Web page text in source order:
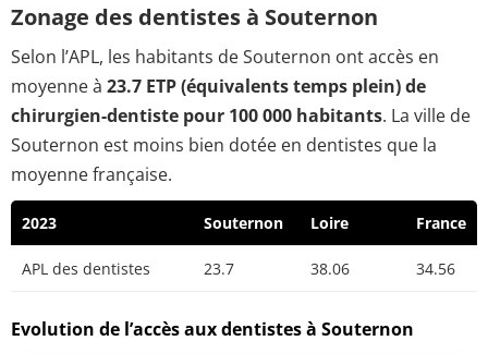
Zonage des dentistes à Souternon
Selon l’APL, les habitants de Souternon ont accès en
moyenne à 23.7 ETP (équivalents temps plein) de
chirurgien-dentiste pour 100 000 habitants. La ville de
Souternon est moins bien dotée en dentistes que la
moyenne française.
2023 Souternon Loire France
APL des dentistes 23.7 38.06 34.56
Evolution de l’accès aux dentistes à Souternon